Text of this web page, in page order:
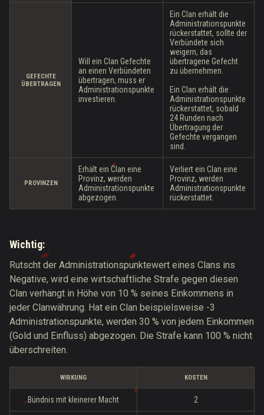
GEFECHTE
ÜBERTRAGEN
Will ein Clan Gefechte
an einen Verbündeten
übertragen, muss er
Administrationspunkte
investieren.
Ein Clan erhält die
Administrationspunkte
rückerstattet, sollte der
Verbündete sich
weigern, das
übertragene Gefecht
zu übernehmen.
Ein Clan erhält die
Administrationspunkte
rückerstattet, sobald
24 Runden nach
Übertragung der
Gefechte vergangen
sind.
PROVINZEN
Erhält ein Clan eine
Provinz, werden
Administrationspunkte
abgezogen.
Verliert ein Clan eine
Provinz, werden
Administrationspunkte
rückerstattet.
Wichtig:
Rutscht der Administrationspunktewert eines Clans ins
Negative, wird eine wirtschaftliche Strafe gegen diesen
Clan verhängt in Höhe von 10 % seines Einkommens in
jeder Clanwährung. Hat ein Clan beispielsweise -3
Administrationspunkte, werden 30 % von jedem Einkommen
(Gold und Einfluss) abgezogen. Die Strafe kann 100 % nicht
überschreiten.
WIRKUNG KOSTEN
Bündnis mit kleinerer Macht 2